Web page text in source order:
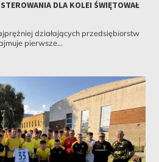
DLA KOLEI ŚWIĘTOWAŁ
działających przedsiębiorstw
pierwsze...